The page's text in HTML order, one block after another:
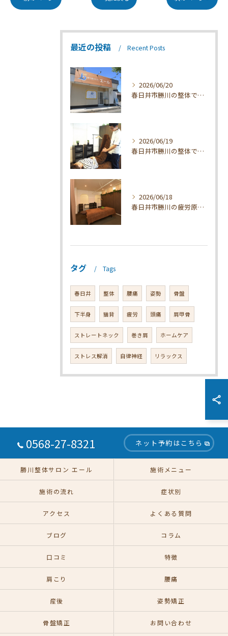
最近の投稿 Recent Posts
2026/06/20
春日井市勝川の整体で疲れを根本改善
2026/06/19
春日井市勝川の整体で疲れを根本解消
2026/06/18
春日井市勝川の疲労原因と整体対策
タグ Tags
春日井 整体 腰痛 姿勢 骨盤
下半身 猫背 疲労 頭痛 肩甲骨
ストレートネック 巻き肩 ホームケア
ストレス解消 自律神経 リラックス
0568-27-8321 ネット予約はこちら
勝川整体サロン エール 施術メニュー
施術の流れ 症状別
アクセス よくある質問
ブログ コラム
口コミ 特徴
肩こり 腰痛
産後 姿勢矯正
骨盤矯正 お問い合わせ